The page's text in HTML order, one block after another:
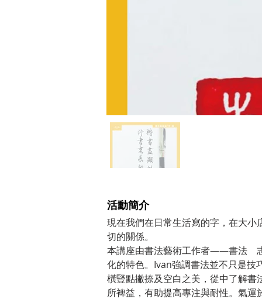
​活動簡介
現在我們在日常生活寫的字，在大
切的關係。
本講座由書法藝術工作者——書法　
化的特色。Ivan強調書法並不只是技
橫豎點撇捺及空白之美，從中了解
所裨益，有助提高專注與耐性。氣